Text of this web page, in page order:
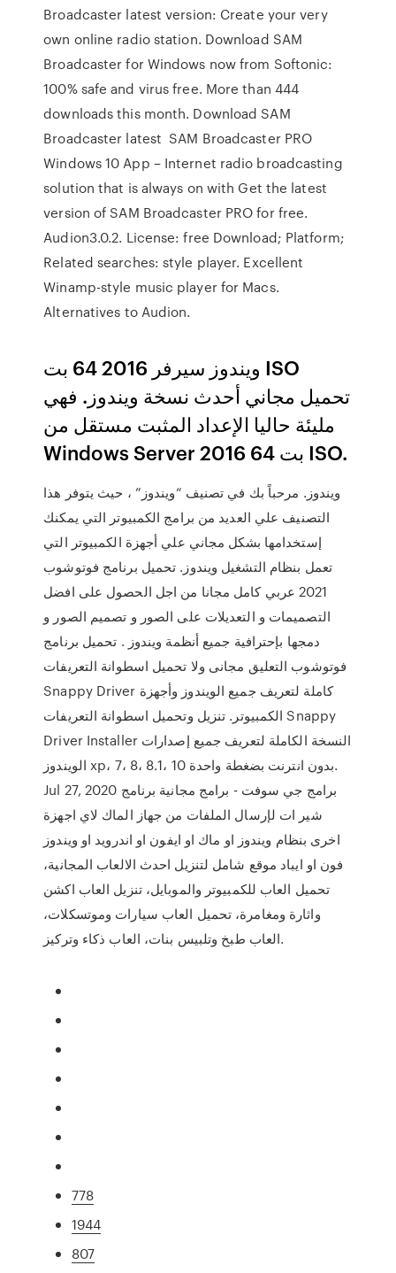
Broadcaster latest version: Create your very
own online radio station. Download SAM
Broadcaster for Windows now from Softonic:
100% safe and virus free. More than 444
downloads this month. Download SAM
Broadcaster latest SAM Broadcaster PRO
Windows 10 App – Internet radio broadcasting
solution that is always on with Get the latest
version of SAM Broadcaster PRO for free.
Audion3.0.2. License: free Download; Platform;
Related searches: style player. Excellent
Winamp-style music player for Macs.
Alternatives to Audion.
ويندوز سيرفر 2016 64 بت ISO
تحميل مجاني أحدث نسخة ويندوز. فهي
مليئة حاليا الإعداد المثبت مستقل من
Windows Server 2016 64 بت ISO.
ويندوز. مرحباً بك في تصنيف “ويندوز” ، حيث يتوفر هذا
التصنيف علي العديد من برامج الكمبيوتر التي يمكنك
إستخدامها بشكل مجاني علي أجهزة الكمبيوتر التي
تعمل بنظام التشغيل ويندوز. تحميل برنامج فوتوشوب
2021 عربي كامل مجانا من اجل الحصول على افضل
التصميمات و التعديلات على الصور و تصميم الصور و
دمجها بإحترافية جميع أنظمة ويندوز . تحميل برنامج
فوتوشوب التعليق مجانى ولا تحميل اسطوانة التعريفات
Snappy Driver كاملة لتعريف جميع الويندوز وأجهزة
الكمبيوتر. تنزيل وتحميل اسطوانة التعريفات Snappy
Driver Installer النسخة الكاملة لتعريف جميع إصدارات
الويندوز xp، 7، 8، 8.1، 10 بدون انترنت بضغطة واحدة.
Jul 27, 2020 برامج جي سوفت - برامج مجانية برنامج
شير ات لإرسال الملفات من جهاز الماك لاي اجهزة
اخرى بنظام ويندوز او ماك او ايفون او اندرويد او ويندوز
فون او ايباد موقع شامل لتنزيل احدث الالعاب المجانية،
تحميل العاب للكمبيوتر والموبايل، تنزيل العاب اكشن
واثارة ومغامرة، تحميل العاب سيارات وموتسكلات،
العاب طبخ وتلبيس بنات، العاب ذكاء وتركيز.
778
1944
807